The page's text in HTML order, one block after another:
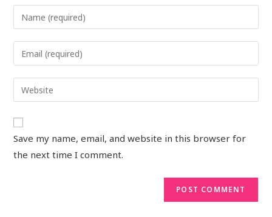
Save my name, email, and website in this browser for
the next time I comment.